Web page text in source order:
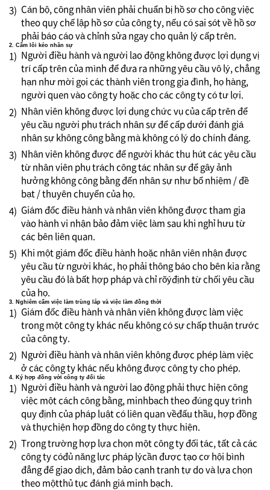
3) Cán bộ, công nhân viên phải chuẩn bị hồ sơ cho công việc
theo quy chế lập hồ sơ của công ty, nếu có sai sót về hồ sơ
phải báo cáo và chỉnh sửa ngay cho quản lý cấp trên.
2. Cấm lôi kéo nhân sự
1) Người điều hành và người lao động không được lợi dụng vị
trí cấp trên của mình để đưa ra những yêu cầu vô lý, chẳng
hạn như mời gọi các thành viên trong gia đình, họ hàng,
người quen vào công ty hoặc cho các công ty có tư lợi.
2) Nhân viên không được lợi dụng chức vụ của cấp trên để
yêu cầu người phụ trách nhân sự để cấp dưới đánh giá
nhân sự không công bằng mà không có lý do chính đáng.
3) Nhân viên không được để người khác thu hút các yêu cầu
từ nhân viên phụ trách công tác nhân sự để gây ảnh
hưởng không công bằng đến nhân sự như bổ nhiệm / đề
bạt / thuyên chuyển của họ.
4) Giám đốc điều hành và nhân viên không được tham gia
vào hành vi nhận bảo đảm việc làm sau khi nghỉ hưu từ
các bên liên quan.
5) Khi một giám đốc điều hành hoặc nhân viên nhận được
yêu cầu từ người khác, họ phải thông báo cho bên kia rằng
yêu cầu đó là bất hợp pháp và chỉ rõýđịnh từ chối yêu cầu
của họ.
3. Nghiêm cấm việc làm trùng lắp và việc làm đồng thời
1) Giám đốc điều hành và nhân viên không được làm việc
trong một công ty khác nếu không có sự chấp thuận trước
của công ty.
2) Người điều hành và nhân viên không được phép làm việc
ở các công ty khác nếu không được công ty cho phép.
4. Ký hợp đồng với công ty đối tác
1) Người điều hành và người lao động phải thực hiện công
việc một cách công bằng, minhbạch theo đúng quy trình
quy định của pháp luật có liên quan vềđấu thầu, hợp đồng
và thựchiện hợp đồng do công ty thực hiện.
2) Trong trường hợp lựa chọn một công ty đối tác, tất cả các
công ty cóđủ năng lực pháp lýcần được tạo cơ hội bình
đẳng để giao dịch, đảm bảo cạnh tranh tự do và lựa chọn
theo mộtthủ tục đánh giá minh bạch.